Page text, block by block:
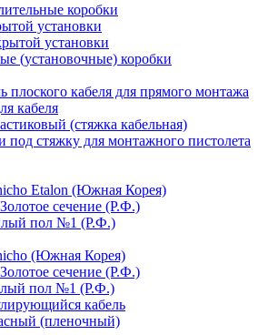
коробки
установки
установки
(установочные) коробки
плоского кабеля для прямого монтажа
кабеля
(стяжка кабельная)
под стяжку для монтажного пистолета
Etalon (Южная Корея)
сечение (Р.Ф.)
пол №1 (Р.Ф.)
(Южная Корея)
сечение (Р.Ф.)
пол №1 (Р.Ф.)
кабель
(пленочный)